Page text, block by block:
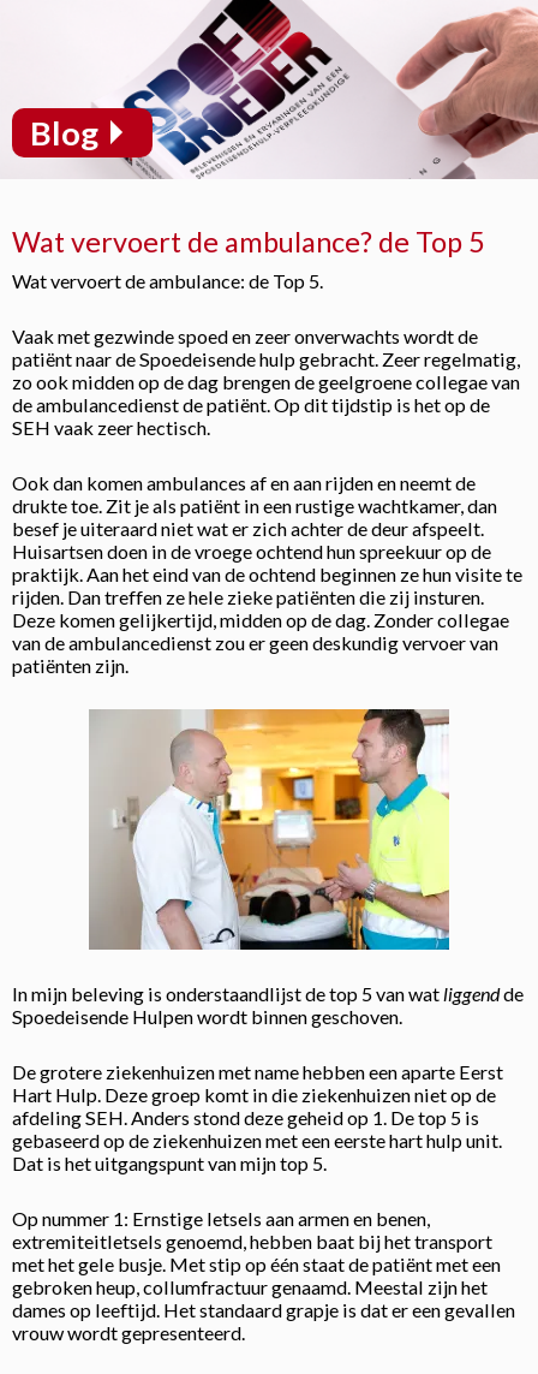
Blog
Wat vervoert de ambulance? de Top 5
Wat vervoert de ambulance: de Top 5.
Vaak met gezwinde spoed en zeer onverwachts wordt de
patiënt naar de Spoedeisende hulp gebracht. Zeer regelmatig,
zo ook midden op de dag brengen de geelgroene collegae van
de ambulancedienst de patiënt. Op dit tijdstip is het op de
SEH vaak zeer hectisch.
Ook dan komen ambulances af en aan rijden en neemt de
drukte toe. Zit je als patiënt in een rustige wachtkamer, dan
besef je uiteraard niet wat er zich achter de deur afspeelt.
Huisartsen doen in de vroege ochtend hun spreekuur op de
praktijk. Aan het eind van de ochtend beginnen ze hun visite te
rijden. Dan treffen ze hele zieke patiënten die zij insturen.
Deze komen gelijkertijd, midden op de dag. Zonder collegae
van de ambulancedienst zou er geen deskundig vervoer van
patiënten zijn.
In mijn beleving is onderstaandlijst de top 5 van wat liggendde
Spoedeisende Hulpen wordt binnen geschoven.
De grotere ziekenhuizen met name hebben een aparte Eerst
Hart Hulp. Deze groep komt in die ziekenhuizen niet op de
afdeling SEH. Anders stond deze geheid op 1. De top 5 is
gebaseerd op de ziekenhuizen met een eerste hart hulp unit.
Dat is het uitgangspunt van mijn top 5.
Op nummer 1: Ernstige letsels aan armen en benen,
extremiteitletsels genoemd, hebben baat bij het transport
met het gele busje. Met stip op één staat de patiënt met een
gebroken heup, collumfractuur genaamd. Meestal zijn het
dames op leeftijd. Het standaard grapje is dat er een gevallen
vrouw wordt gepresenteerd.